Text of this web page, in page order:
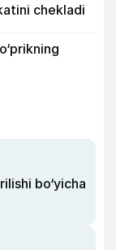
chekladi
bo‘yicha